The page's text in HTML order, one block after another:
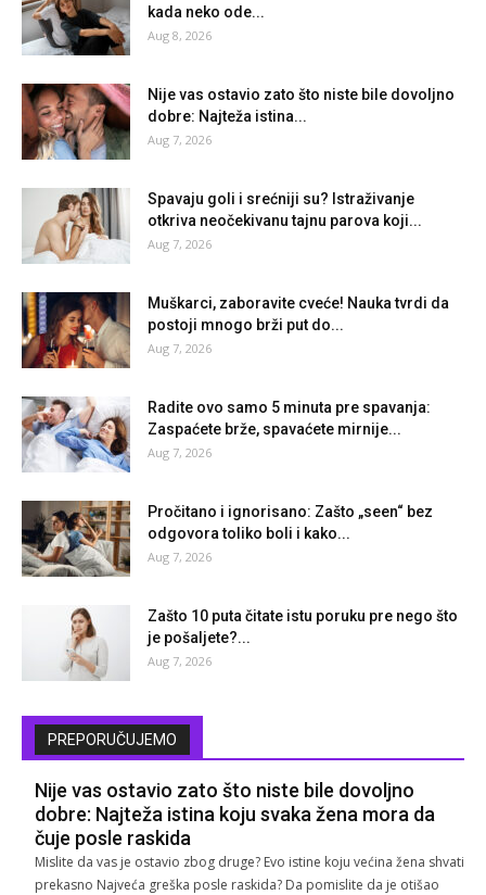
kada neko ode...
Aug 8, 2026
Nije vas ostavio zato što niste bile dovoljno
dobre: Najteža istina...
Aug 7, 2026
Spavaju goli i srećniji su? Istraživanje
otkriva neočekivanu tajnu parova koji...
Aug 7, 2026
Muškarci, zaboravite cveće! Nauka tvrdi da
postoji mnogo brži put do...
Aug 7, 2026
Radite ovo samo 5 minuta pre spavanja:
Zaspaćete brže, spavaćete mirnije...
Aug 7, 2026
Pročitano i ignorisano: Zašto „seen“ bez
odgovora toliko boli i kako...
Aug 7, 2026
Zašto 10 puta čitate istu poruku pre nego što
je pošaljete?...
Aug 7, 2026
PREPORUČUJEMO
Nije vas ostavio zato što niste bile dovoljno
dobre: Najteža istina koju svaka žena mora da
čuje posle raskida
Mislite da vas je ostavio zbog druge? Evo istine koju većina žena shvati
prekasno Najveća greška posle raskida? Da pomislite da je otišao